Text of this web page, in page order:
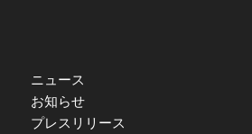
ニュース
お知らせ
プレスリリース